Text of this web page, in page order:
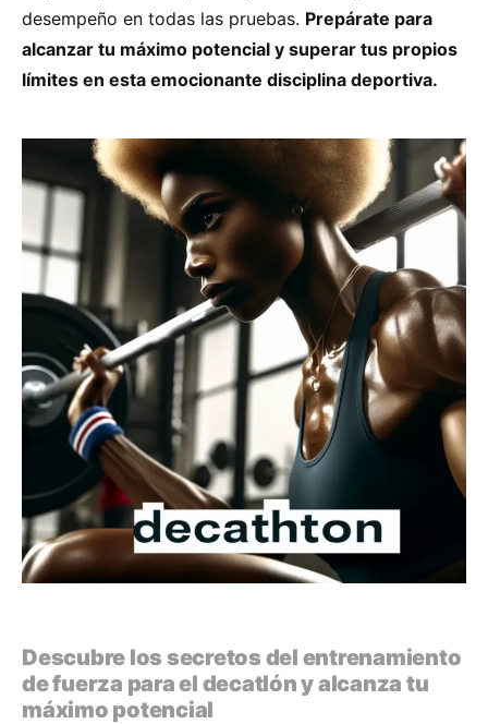
desempeño en todas las pruebas. Prepárate para
alcanzar tu máximo potencial y superar tus propios
límites en esta emocionante disciplina deportiva.
Descubre los secretos del entrenamiento
de fuerza para el decatlón y alcanza tu
máximo potencial